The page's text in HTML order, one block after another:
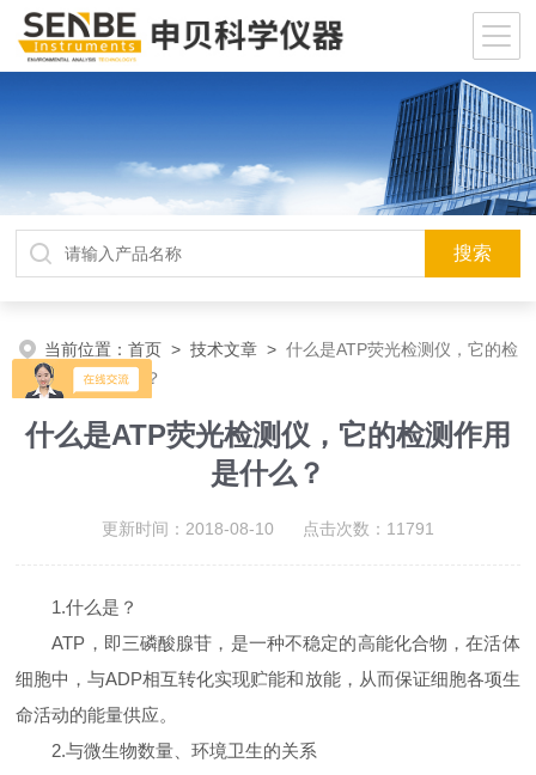
当前位置：首页 >技术文章 >什么是ATP荧光检测仪，它的检
测作用是什么？
什么是ATP荧光检测仪，它的检测作用
是什么？
更新时间：2018-08-10 点击次数：11791
1.什么是？
ATP，即三磷酸腺苷，是一种不稳定的高能化合物，在活体
细胞中，与ADP相互转化实现贮能和放能，从而保证细胞各项生
命活动的能量供应。
2.与微生物数量、环境卫生的关系